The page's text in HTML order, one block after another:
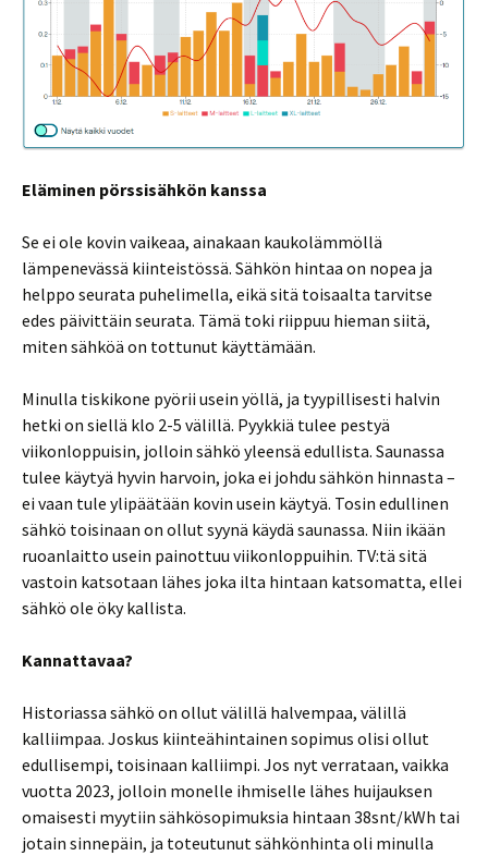
Eläminen pörssisähkön kanssa
Se ei ole kovin vaikeaa, ainakaan kaukolämmöllä
lämpenevässä kiinteistössä. Sähkön hintaa on nopea ja
helppo seurata puhelimella, eikä sitä toisaalta tarvitse
edes päivittäin seurata. Tämä toki riippuu hieman siitä,
miten sähköä on tottunut käyttämään.
Minulla tiskikone pyörii usein yöllä, ja tyypillisesti halvin
hetki on siellä klo 2-5 välillä. Pyykkiä tulee pestyä
viikonloppuisin, jolloin sähkö yleensä edullista. Saunassa
tulee käytyä hyvin harvoin, joka ei johdu sähkön hinnasta –
ei vaan tule ylipäätään kovin usein käytyä. Tosin edullinen
sähkö toisinaan on ollut syynä käydä saunassa. Niin ikään
ruoanlaitto usein painottuu viikonloppuihin. TV:tä sitä
vastoin katsotaan lähes joka ilta hintaan katsomatta, ellei
sähkö ole öky kallista.
Kannattavaa?
Historiassa sähkö on ollut välillä halvempaa, välillä
kalliimpaa. Joskus kiinteähintainen sopimus olisi ollut
edullisempi, toisinaan kalliimpi. Jos nyt verrataan, vaikka
vuotta 2023, jolloin monelle ihmiselle lähes huijauksen
omaisesti myytiin sähkösopimuksia hintaan 38snt/kWh tai
jotain sinnepäin, ja toteutunut sähkönhinta oli minulla